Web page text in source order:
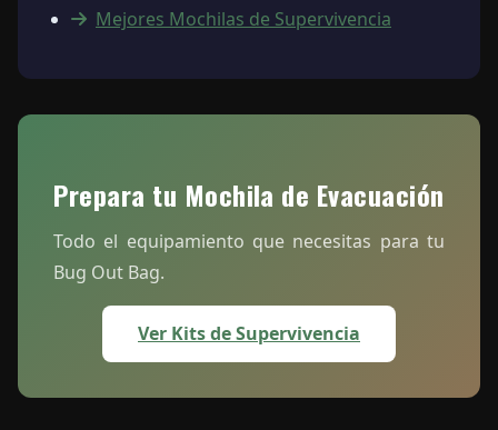
Mejores Mochilas de Supervivencia
Prepara tu Mochila de Evacuación
Todo el equipamiento que necesitas para tu
Bug Out Bag.
Ver Kits de Supervivencia